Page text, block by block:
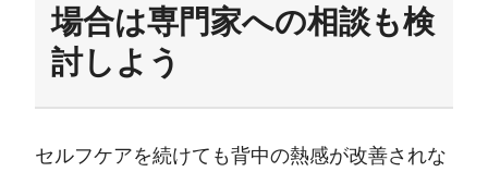
場合は専門家への相談も検
討しよう
セルフケアを続けても背中の熱感が改善されな